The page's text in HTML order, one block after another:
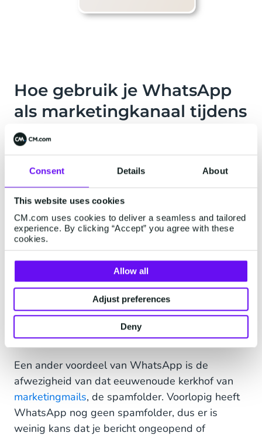
Consent Details About
This website uses cookies
CM.com uses cookies to deliver a seamless and tailored
experience. By clicking “Accept” you agree with these
cookies.
Allow all
Adjust preferences
Deny
Hoe gebruik je WhatsApp
als marketingkanaal tijdens
verkoopperiodes?
Tijdens drukke verkoopperiodes zoals Black
Friday of Cyber Monday kun je berichten plannen
op WhatsApp Business om klanten te laten
weten dat de verkoop is begonnen. Je kunt ook
foto's en videoberichten gebruiken voor een
meer originele en in het oog springende
marketingstijl die recht doet aan wat je probeert
over te brengen. Op de korte termijn is de kans
groot dat je een onmiddellijke respons ziet:
sommige bedrijven ervaren al een toename in
klantbetrokkenheid van 35% vergeleken met
traditionele e-mailmarketing.
Een ander voordeel van WhatsApp is de
afwezigheid van dat eeuwenoude kerkhof van
marketingmails, de spamfolder. Voorlopig heeft
WhatsApp nog geen spamfolder, dus er is
weinig kans dat je bericht ongeopend of